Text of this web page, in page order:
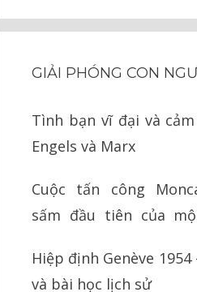
GIẢI PHÓNG CON
Tình bạn vĩ đại và
Engels và Marx
Cuộc tấn công
sấm đầu tiên của
Hiệp định Genève
và bài học lịch sử